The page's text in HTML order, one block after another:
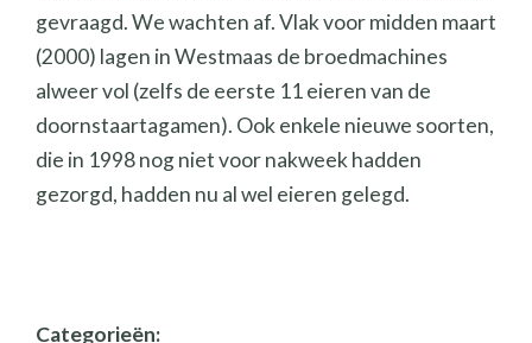
gevraagd. We wachten af. Vlak voor midden maart
(2000) lagen in Westmaas de broedmachines
alweer vol (zelfs de eerste 11 eieren van de
doornstaartagamen). Ook enkele nieuwe soorten,
die in 1998 nog niet voor nakweek hadden
gezorgd, hadden nu al wel eieren gelegd.
Categorieën: